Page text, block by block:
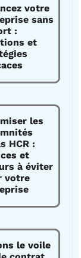
votre
sans
:
et
les
HCR :
et
à éviter
votre
le voile